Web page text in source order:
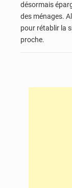
désormais
des ménages.
pour rétablir la
proche.